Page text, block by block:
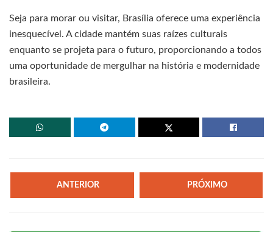
Seja para morar ou visitar, Brasília oferece uma experiência
inesquecível. A cidade mantém suas raízes culturais
enquanto se projeta para o futuro, proporcionando a todos
uma oportunidade de mergulhar na história e modernidade
brasileira.
ANTERIOR PRÓXIMO